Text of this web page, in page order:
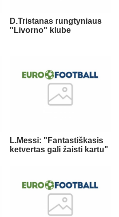
D.Tristanas rungtyniaus
"Livorno" klube
L.Messi: "Fantastiškasis
ketvertas gali žaisti kartu"